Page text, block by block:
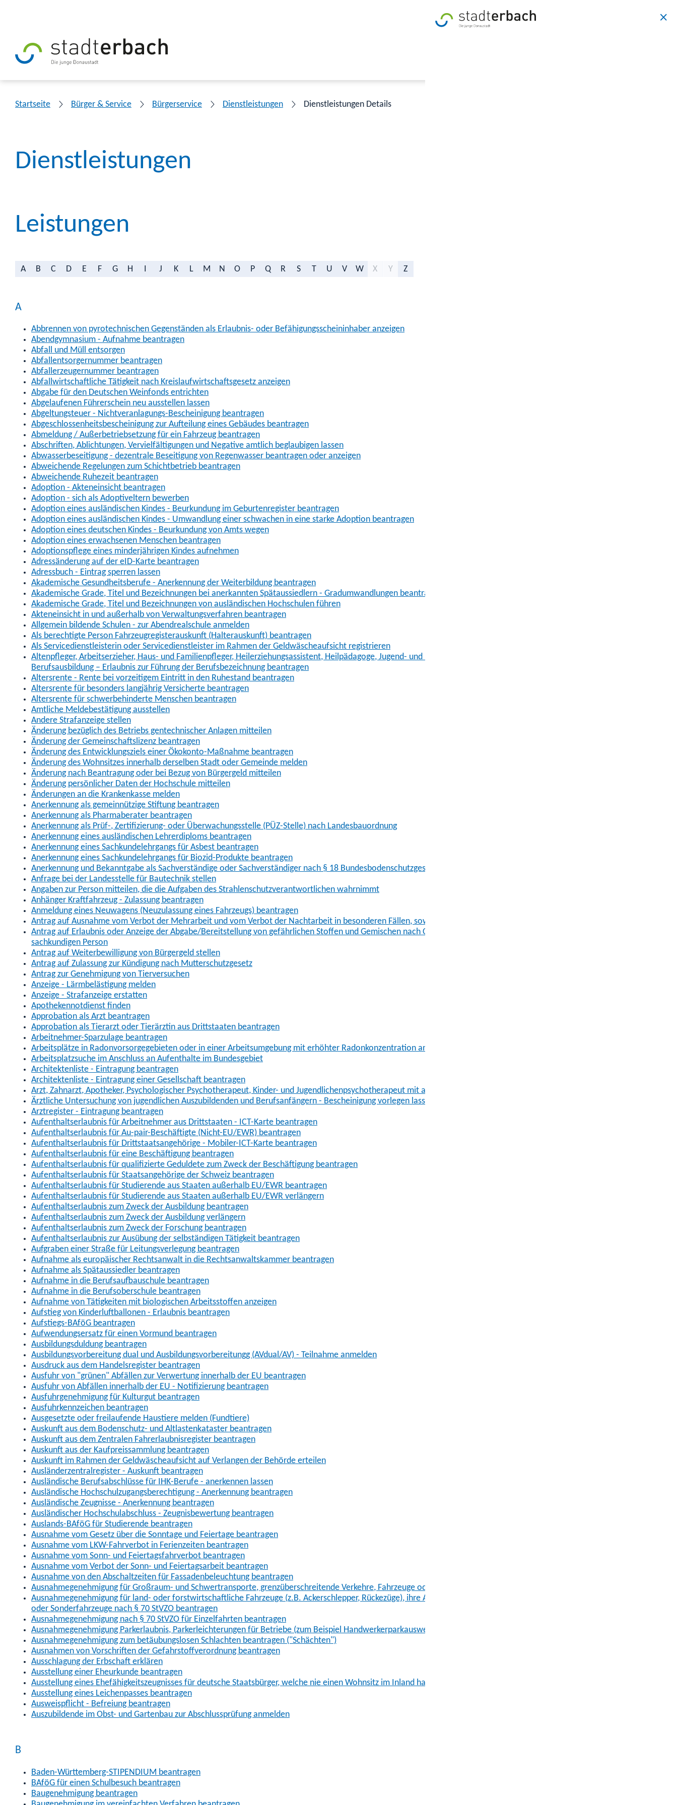
Startseite Bürger & Service Bürgerservice Dienstleistungen Dienstleistungen Details
Dienstleistungen
Leistungen
A B C D E F G H J K L M N O P Q R S T U V W X Y Z
A
Abbrennen von pyrotechnischen Gegenständen als Erlaubnis- oder Befähigungsscheininhaber anzeigen
Abendgymnasium - Aufnahme beantragen
Abfall und Müll entsorgen
Abfallentsorgernummer beantragen
Abfallerzeugernummer beantragen
Abfallwirtschaftliche Tätigkeit nach Kreislaufwirtschaftsgesetz anzeigen
Abgabe für den Deutschen Weinfonds entrichten
Abgelaufenen Führerschein neu ausstellen lassen
Abgeltungsteuer - Nichtveranlagungs-Bescheinigung beantragen
Abgeschlossenheitsbescheinigung zur Aufteilung eines Gebäudes beantragen
Abmeldung / Außerbetriebsetzung für ein Fahrzeug beantragen
Abschriften, Ablichtungen, Vervielfältigungen und Negative amtlich beglaubigen lassen
Abwasserbeseitigung - dezentrale Beseitigung von Regenwasser beantragen oder anzeigen
Abweichende Regelungen zum Schichtbetrieb beantragen
Abweichende Ruhezeit beantragen
Adoption - Akteneinsicht beantragen
Adoption - sich als Adoptiveltern bewerben
Adoption eines ausländischen Kindes - Beurkundung im Geburtenregister beantragen
Adoption eines ausländischen Kindes - Umwandlung einer schwachen in eine starke Adoption beantragen
Adoption eines deutschen Kindes - Beurkundung von Amts wegen
Adoption eines erwachsenen Menschen beantragen
Adoptionspflege eines minderjährigen Kindes aufnehmen
Adressänderung auf der eID-Karte beantragen
Adressbuch - Eintrag sperren lassen
Akademische Gesundheitsberufe - Anerkennung der Weiterbildung beantragen
Akademische Grade, Titel und Bezeichnungen bei anerkannten Spätaussiedlern - Gradumwandlungen beantragen
Akademische Grade, Titel und Bezeichnungen von ausländischen Hochschulen führen
Akteneinsicht in und außerhalb von Verwaltungsverfahren beantragen
Allgemein bildende Schulen - zur Abendrealschule anmelden
Als berechtigte Person Fahrzeugregisterauskunft (Halterauskunft) beantragen
Als Servicedienstleisterin oder Servicedienstleister im Rahmen der Geldwäscheaufsicht registrieren
Altenpfleger, Arbeitserzieher, Haus- und Familienpfleger, Heilerziehungsassistent, Heilpädagoge, Jugend- und Heimerzieher, Sozialarbeiter, Sozialpädagoge mit ausländischer
Berufsausbildung – Erlaubnis zur Führung der Berufsbezeichnung beantragen
Altersrente - Rente bei vorzeitigem Eintritt in den Ruhestand beantragen
Altersrente für besonders langjährig Versicherte beantragen
Altersrente für schwerbehinderte Menschen beantragen
Amtliche Meldebestätigung ausstellen
Andere Strafanzeige stellen
Änderung bezüglich des Betriebs gentechnischer Anlagen mitteilen
Änderung der Gemeinschaftslizenz beantragen
Änderung des Entwicklungsziels einer Ökokonto-Maßnahme beantragen
Änderung des Wohnsitzes innerhalb derselben Stadt oder Gemeinde melden
Änderung nach Beantragung oder bei Bezug von Bürgergeld mitteilen
Änderung persönlicher Daten der Hochschule mitteilen
Änderungen an die Krankenkasse melden
Anerkennung als gemeinnützige Stiftung beantragen
Anerkennung als Pharmaberater beantragen
Anerkennung als Prüf-, Zertifizierung- oder Überwachungsstelle (PÜZ-Stelle) nach Landesbauordnung
Anerkennung eines ausländischen Lehrerdiploms beantragen
Anerkennung eines Sachkundelehrgangs für Asbest beantragen
Anerkennung eines Sachkundelehrgangs für Biozid-Produkte beantragen
Anerkennung und Bekanntgabe als Sachverständige oder Sachverständiger nach § 18 Bundesbodenschutzgesetz
Anfrage bei der Landesstelle für Bautechnik stellen
Angaben zur Person mitteilen, die die Aufgaben des Strahlenschutzverantwortlichen wahrnimmt
Anhänger Kraftfahrzeug - Zulassung beantragen
Anmeldung eines Neuwagens (Neuzulassung eines Fahrzeugs) beantragen
Antrag auf Ausnahme vom Verbot der Mehrarbeit und vom Verbot der Nachtarbeit in besonderen Fällen, sowie der Art der Arbeit und dem Arbeitstempo
Antrag auf Erlaubnis oder Anzeige der Abgabe/Bereitstellung von gefährlichen Stoffen und Gemischen nach ChemVerbotsV sowie Änderungsanzeigen bei Wechsel der
sachkundigen Person
Antrag auf Weiterbewilligung von Bürgergeld stellen
Antrag auf Zulassung zur Kündigung nach Mutterschutzgesetz
Antrag zur Genehmigung von Tierversuchen
Anzeige - Lärmbelästigung melden
Anzeige - Strafanzeige erstatten
Apothekennotdienst finden
Approbation als Arzt beantragen
Approbation als Tierarzt oder Tierärztin aus Drittstaaten beantragen
Arbeitnehmer-Sparzulage beantragen
Arbeitsplätze in Radonvorsorgegebieten oder in einer Arbeitsumgebung mit erhöhter Radonkonzentration anmelden
Arbeitsplatzsuche im Anschluss an Aufenthalte im Bundesgebiet
Architektenliste - Eintragung beantragen
Architektenliste - Eintragung einer Gesellschaft beantragen
Arzt, Zahnarzt, Apotheker, Psychologischer Psychotherapeut, Kinder- und Jugendlichenpsychotherapeut mit ausländischer Berufsausbildung – Approbation beantragen
Ärztliche Untersuchung von jugendlichen Auszubildenden und Berufsanfängern - Bescheinigung vorlegen lassen
Arztregister - Eintragung beantragen
Aufenthaltserlaubnis für Arbeitnehmer aus Drittstaaten - ICT-Karte beantragen
Aufenthaltserlaubnis für Au-pair-Beschäftigte (Nicht-EU/EWR) beantragen
Aufenthaltserlaubnis für Drittstaatsangehörige - Mobiler-ICT-Karte beantragen
Aufenthaltserlaubnis für eine Beschäftigung beantragen
Aufenthaltserlaubnis für qualifizierte Geduldete zum Zweck der Beschäftigung beantragen
Aufenthaltserlaubnis für Staatsangehörige der Schweiz beantragen
Aufenthaltserlaubnis für Studierende aus Staaten außerhalb EU/EWR beantragen
Aufenthaltserlaubnis für Studierende aus Staaten außerhalb EU/EWR verlängern
Aufenthaltserlaubnis zum Zweck der Ausbildung beantragen
Aufenthaltserlaubnis zum Zweck der Ausbildung verlängern
Aufenthaltserlaubnis zum Zweck der Forschung beantragen
Aufenthaltserlaubnis zur Ausübung der selbständigen Tätigkeit beantragen
Aufgraben einer Straße für Leitungsverlegung beantragen
Aufnahme als europäischer Rechtsanwalt in die Rechtsanwaltskammer beantragen
Aufnahme als Spätaussiedler beantragen
Aufnahme in die Berufsaufbauschule beantragen
Aufnahme in die Berufsoberschule beantragen
Aufnahme von Tätigkeiten mit biologischen Arbeitsstoffen anzeigen
Aufstieg von Kinderluftballonen - Erlaubnis beantragen
Aufstiegs-BAföG beantragen
Aufwendungsersatz für einen Vormund beantragen
Ausbildungsduldung beantragen
Ausbildungsvorbereitung dual und Ausbildungsvorbereitungg (AVdual/AV) - Teilnahme anmelden
Ausdruck aus dem Handelsregister beantragen
Ausfuhr von "grünen" Abfällen zur Verwertung innerhalb der EU beantragen
Ausfuhr von Abfällen innerhalb der EU - Notifizierung beantragen
Ausfuhrgenehmigung für Kulturgut beantragen
Ausfuhrkennzeichen beantragen
Ausgesetzte oder freilaufende Haustiere melden (Fundtiere)
Auskunft aus dem Bodenschutz- und Altlastenkataster beantragen
Auskunft aus dem Zentralen Fahrerlaubnisregister beantragen
Auskunft aus der Kaufpreissammlung beantragen
Auskunft im Rahmen der Geldwäscheaufsicht auf Verlangen der Behörde erteilen
Ausländerzentralregister - Auskunft beantragen
Ausländische Berufsabschlüsse für IHK-Berufe - anerkennen lassen
Ausländische Hochschulzugangsberechtigung - Anerkennung beantragen
Ausländische Zeugnisse - Anerkennung beantragen
Ausländischer Hochschulabschluss - Zeugnisbewertung beantragen
Auslands-BAföG für Studierende beantragen
Ausnahme vom Gesetz über die Sonntage und Feiertage beantragen
Ausnahme vom LKW-Fahrverbot in Ferienzeiten beantragen
Ausnahme vom Sonn- und Feiertagsfahrverbot beantragen
Ausnahme vom Verbot der Sonn- und Feiertagsarbeit beantragen
Ausnahme von den Abschaltzeiten für Fassadenbeleuchtung beantragen
Ausnahmegenehmigung für Großraum- und Schwertransporte, grenzüberschreitende Verkehre, Fahrzeuge oder Fahrzeugkombinationen nach § 70 StVZO beantragen
Ausnahmegenehmigung für land- oder forstwirtschaftliche Fahrzeuge (z.B. Ackerschlepper, Rückezüge), ihre Anhänger, Arbeitsmaschinen (z.B. Gabelstapler, Mähdrescher)
oder Sonderfahrzeuge nach § 70 StVZO beantragen
Ausnahmegenehmigung nach § 70 StVZO für Einzelfahrten beantragen
Ausnahmegenehmigung Parkerlaubnis, Parkerleichterungen für Betriebe (zum Beispiel Handwerkerparkausweis)
Ausnahmegenehmigung zum betäubungslosen Schlachten beantragen ("Schächten")
Ausnahmen von Vorschriften der Gefahrstoffverordnung beantragen
Ausschlagung der Erbschaft erklären
Ausstellung einer Eheurkunde beantragen
Ausstellung eines Ehefähigkeitszeugnisses für deutsche Staatsbürger, welche nie einen Wohnsitz im Inland hatten
Ausstellung eines Leichenpasses beantragen
Ausweispflicht - Befreiung beantragen
Auszubildende im Obst- und Gartenbau zur Abschlussprüfung anmelden
B
Baden-Württemberg-STIPENDIUM beantragen
BAföG für einen Schulbesuch beantragen
Baugenehmigung beantragen